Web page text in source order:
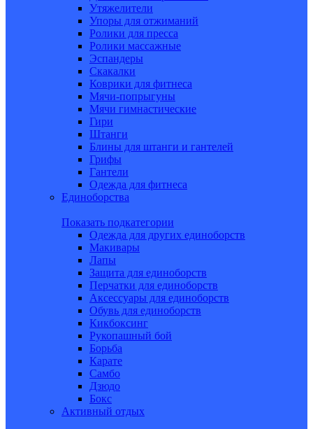
Утяжелители
Упоры для отжиманий
Ролики для пресса
Ролики массажные
Эспандеры
Скакалки
Коврики для фитнеса
Мячи-попрыгуны
Мячи гимнастические
Гири
Штанги
Блины для штанги и гантелей
Грифы
Гантели
Одежда для фитнеса
Единоборства
Показать подкатегории
Одежда для других единоборств
Макивары
Лапы
Защита для единоборств
Перчатки для единоборств
Аксессуары для единоборств
Обувь для единоборств
Кикбоксинг
Рукопашный бой
Борьба
Карате
Самбо
Дзюдо
Бокс
Активный отдых